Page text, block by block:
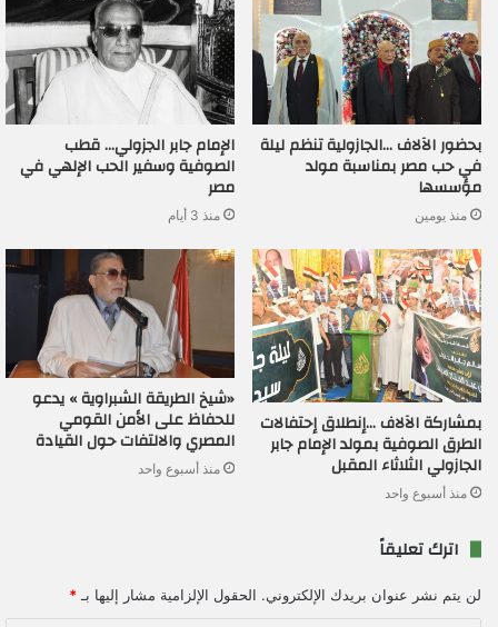
بحضور الآلاف …الجازولية تنظم ليلة
في حب مصر بمناسبة مولد
مؤسسها
منذ يومين
الإمام جابر الجزولي… قطب
الصوفية وسفير الحب الإلهي في
مصر
منذ 3 أيام
بمشاركة الآلاف …إنطلاق إحتفالات
الطرق الصوفية بمولد الإمام جابر
الجازولي الثلاثاء المقبل
منذ أسبوع واحد
«شيخ الطريقة الشبراوية » يدعو
للحفاظ على الأمن القومي
المصري والالتفات حول القيادة
منذ أسبوع واحد
اترك تعليقاً
لن يتم نشر عنوان بريدك الإلكتروني. الحقول الإلزامية مشار إليها بـ *